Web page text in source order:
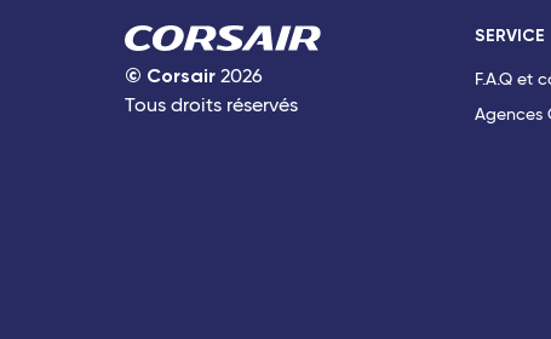
© Corsair 2026
Tous droits réservés
SERVICE
F.A.Q et
Agences